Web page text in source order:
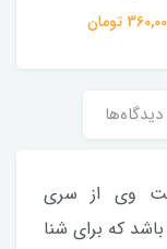
تومان
دیدگاه‌ها
وی از سری
که برای شنا